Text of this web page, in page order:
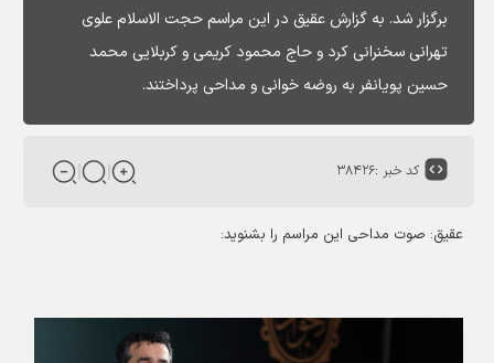
برگزار شد. به گزارش عقیق در این مراسم حجت الاسلام علوی
تهرانی سخنرانی کرد و حاج محمود کریمی و کربلایی محمد
حسین پویانفر به روضه خوانی و مداحی پرداختند.
کد خبر :۳۸۴۲۶
عقیق: صوت مداحی این مراسم را بشنوید: